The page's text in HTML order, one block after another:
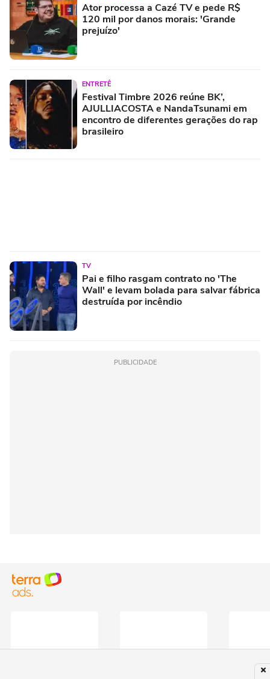
Ator processa a Cazé TV e pede R$
120 mil por danos morais: 'Grande
prejuízo'
ENTRETÊ
Festival Timbre 2026 reúne BK’,
AJULLIACOSTA e NandaTsunami em
encontro de diferentes gerações do rap
brasileiro
TV
Pai e filho rasgam contrato no 'The
Wall' e levam bolada para salvar fábrica
destruída por incêndio
PUBLICIDADE